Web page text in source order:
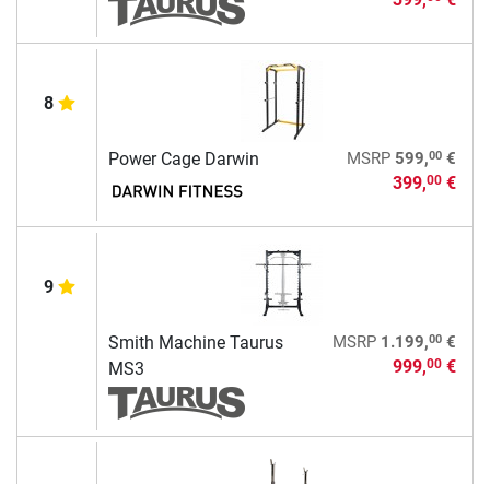
8
Power Cage Darwin MSRP 599,00€
399,00€
9
Smith Machine Taurus
MS3
MSRP 1.199,00€
999,00€